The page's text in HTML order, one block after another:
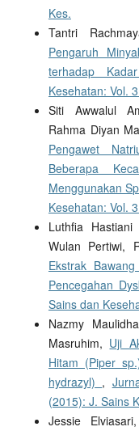
Kes.
Tantri
Pengaruh
terhadap
Kesehatan: Vol.
Siti Awwalul
Rahma Diyan
Pengawet
Beberapa
Menggunakan
Kesehatan: Vol.
Luthfia
Wulan Pertiwi,
Ekstrak
Pencegahan
Sains dan
Nazmy
Masruhim, Uji
Hitam (Piper
hydrazyl) ,
(2015): J. Sains
Jessie